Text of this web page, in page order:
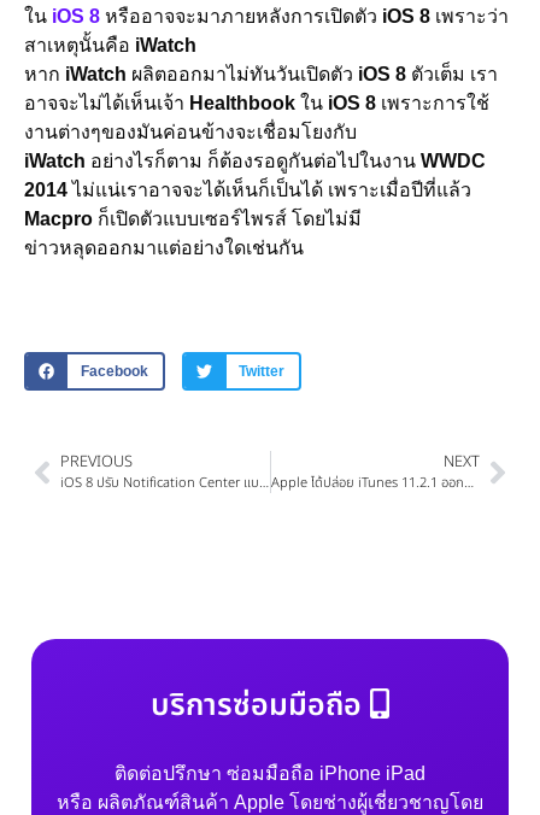
ใน iOS 8 หรืออาจจะมาภายหลังการเปิดตัว iOS 8 เพราะว่า
สาเหตุนั้นคือ iWatch
หาก iWatch ผลิตออกมาไม่ทันวันเปิดตัว iOS 8 ตัวเต็ม เรา
อาจจะไม่ได้เห็นเจ้า Healthbook ใน iOS 8 เพราะการใช้
งานต่างๆของมันค่อนข้างจะเชื่อมโยงกับ
iWatch อย่างไรก็ตาม ก็ต้องรอดูกันต่อไปในงาน WWDC
2014ไม่แน่เราอาจจะได้เห็นก็เป็นได้ เพราะเมื่อปีที่แล้ว
Macpro ก็เปิดตัวแบบเซอร์ไพรส์ โดยไม่มี
ข่าวหลุดออกมาแต่อย่างใดเช่นกัน
Facebook Twitter
PREVIOUS
iOS 8 ปรับ Notification Center แบบใหม่และถอด Game Center ออก
NEXT
Apple ได้ปล่อย iTunes 11.2.1 ออกมาอีกหลังจากพึ่งปล่อยมาได้วันเดียว
บริการซ่อมมือถือ
ติดต่อปรึกษา ซ่อมมือถือ iPhone iPad
หรือ ผลิตภัณฑ์สินค้า Apple โดยช่างผู้เชี่ยวชาญโดย